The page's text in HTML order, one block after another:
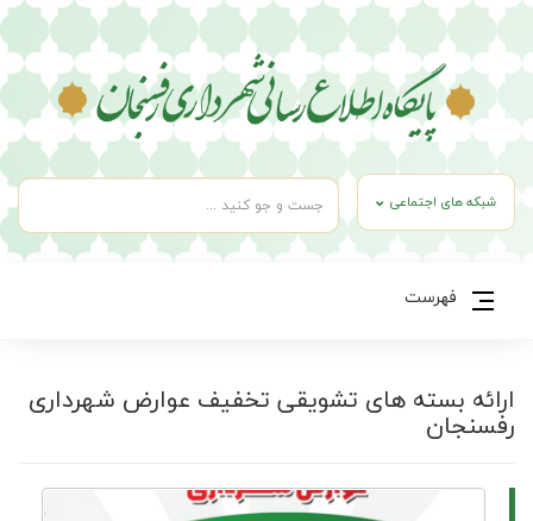
شبکه های اجتماعی
فهرست
ارائه بسته های تشویقی تخفیف عوارض شهرداری
رفسنجان